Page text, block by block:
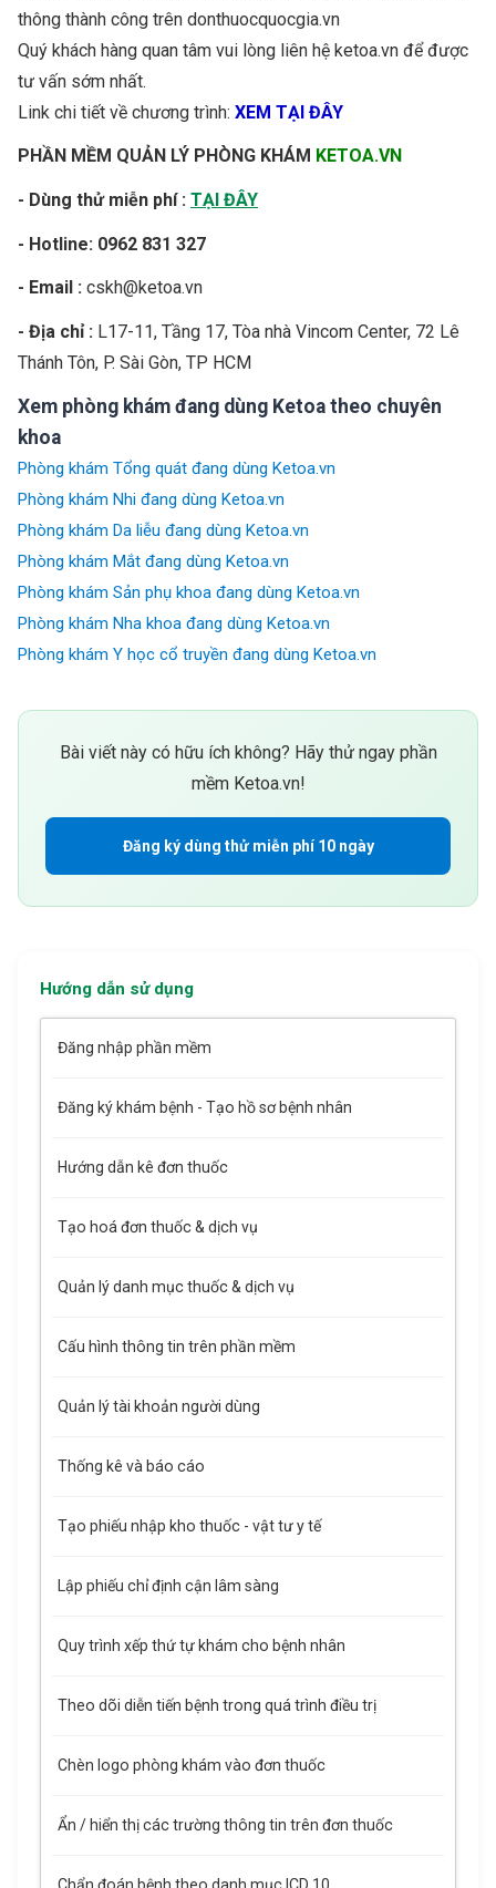
thông thành công trên donthuocquocgia.vn
Quý khách hàng quan tâm vui lòng liên hệ ketoa.vn để được
tư vấn sớm nhất.
Link chi tiết về chương trình: XEM TẠI ĐÂY
PHẦN MỀM QUẢN LÝ PHÒNG KHÁM KETOA.VN
- Dùng thử miễn phí : TẠI ĐÂY
- Hotline: 0962 831 327
- Email : cskh@ketoa.vn
- Địa chỉ : L17-11, Tầng 17, Tòa nhà Vincom Center, 72 Lê
Thánh Tôn, P. Sài Gòn, TP HCM
Xem phòng khám đang dùng Ketoa theo chuyên
khoa
Phòng khám Tổng quát đang dùng Ketoa.vn
Phòng khám Nhi đang dùng Ketoa.vn
Phòng khám Da liễu đang dùng Ketoa.vn
Phòng khám Mắt đang dùng Ketoa.vn
Phòng khám Sản phụ khoa đang dùng Ketoa.vn
Phòng khám Nha khoa đang dùng Ketoa.vn
Phòng khám Y học cổ truyền đang dùng Ketoa.vn
Bài viết này có hữu ích không? Hãy thử ngay phần
mềm Ketoa.vn!
Đăng ký dùng thử miễn phí 10 ngày
Hướng dẫn sử dụng
Đăng nhập phần mềm
Đăng ký khám bệnh - Tạo hồ sơ bệnh nhân
Hướng dẫn kê đơn thuốc
Tạo hoá đơn thuốc & dịch vụ
Quản lý danh mục thuốc & dịch vụ
Cấu hình thông tin trên phần mềm
Quản lý tài khoản người dùng
Thống kê và báo cáo
Tạo phiếu nhập kho thuốc - vật tư y tế
Lập phiếu chỉ định cận lâm sàng
Quy trình xếp thứ tự khám cho bệnh nhân
Theo dõi diễn tiến bệnh trong quá trình điều trị
Chèn logo phòng khám vào đơn thuốc
Ẩn / hiển thị các trường thông tin trên đơn thuốc